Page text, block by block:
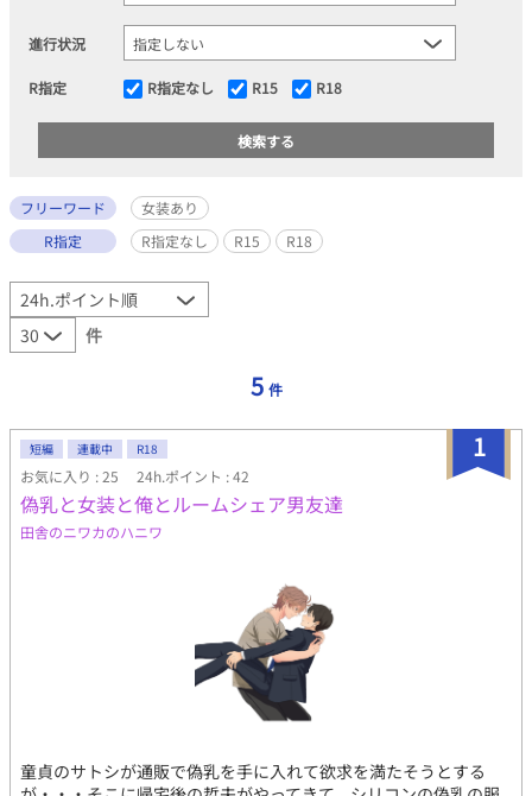
進行状況
R指定 R指定なし R15 R18
フリーワード
女装あり
R指定
R指定なし R15 R18
件
5 件
1
短編 連載中 R18
お気に入り : 25 24h.ポイント : 42
偽乳と女装と俺とルームシェア男友達
田舎のニワカのハニワ
童貞のサトシが通販で偽乳を手に入れて欲求を満たそうとする